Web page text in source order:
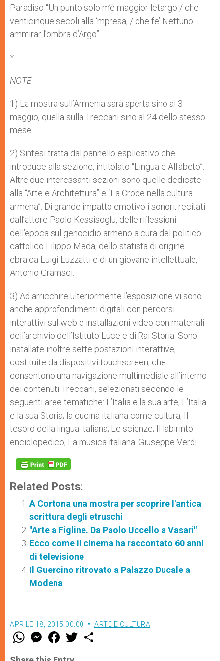
Paradiso “Un punto solo m’è maggior letargo / che
venticinque secoli alla ‘mpresa, / che fe’ Nettuno
ammirar l’ombra d’Argo”.
*
NOTE
1) La mostra sull’Armenia sarà aperta sino al 3
maggio, quella sulla Treccani sino al 24 dello stesso
mese.
2) Sintesi tratta dal pannello esplicativo che
introduce alla sezione, intitolato “Lingua e Alfabeto”.
Altre due interessanti sezioni sono quelle dedicate
alla “Arte e Architettura” e “La Croce nella cultura
armena”. Di grande impatto emotivo i sonori, recitati
dall’attore Paolo Kessisoglu, delle riflessioni
dell’epoca sul genocidio armeno a cura del politico
cattolico Filippo Meda, dello statista di origine
ebraica Luigi Luzzatti e di un giovane intellettuale,
Antonio Gramsci.
3) Ad arricchire ulteriormente l’esposizione vi sono
anche approfondimenti digitali con percorsi
interattivi sul web e installazioni video con materiali
dell’archivio dell’Istituto Luce e di Rai Storia. Sono
installate inoltre sette postazioni interattive,
costituite da dispositivi touchscreen, che
consentono una navigazione multimediale all’interno
dei contenuti Treccani, selezionati secondo le
seguenti aree tematiche: L’Italia e la sua arte; L’Italia
e la sua Storia; la cucina italiana come cultura; Il
tesoro della lingua italiana; Le scienze; Il labirinto
enciclopedico; La musica italiana: Giuseppe Verdi.
Related Posts:
A Cortona una mostra per scoprire l'antica
scrittura degli etruschi
"Arte a Figline. Da Paolo Uccello a Vasari"
Ecco come il cinema ha raccontato 60 anni
di televisione
Il Guercino ritrovato a Palazzo Ducale a
Modena
APRILE 18, 2015 00:00 ARTE E CULTURA
W
t
M
e
s
F
a
e
w